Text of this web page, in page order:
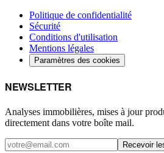
Politique de confidentialité
Sécurité
Conditions d'utilisation
Mentions légales
Paramètres des cookies
NEWSLETTER
Analyses immobilières, mises à jour
directement dans votre boîte mail.
Recevoir